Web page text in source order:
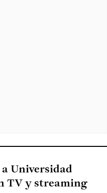
Universidad
TV y streaming